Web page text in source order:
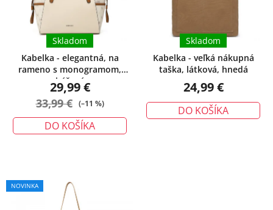
hviezdičiek.
Kabelka - elegantná, na
rameno s monogramom,
béžová
Skladom
29,99 €
33,99 € (–11 %)
DO KOŠÍKA
Kabelka - veľká nákupná
taška, látková, hnedá
Skladom
24,99 €
DO KOŠÍKA
NOVINKA